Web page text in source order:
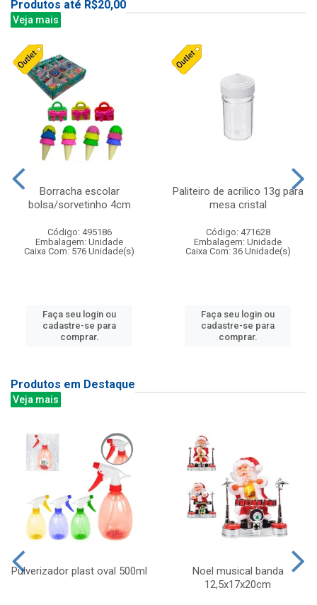
Produtos até R$20,00
Veja mais
Borracha escolar
bolsa/sorvetinho 4cm
Código: 495186
Embalagem: Unidade
Caixa Com: 576 Unidade(s)
Faça seu login ou
cadastre-se para
comprar.
Paliteiro de acrilico 13g para
mesa cristal
Código: 471628
Embalagem: Unidade
Caixa Com: 36 Unidade(s)
Faça seu login ou
cadastre-se para
comprar.
Produtos em Destaque
Veja mais
Pulverizador plast oval 500ml
Noel musical banda
12,5x17x20cm